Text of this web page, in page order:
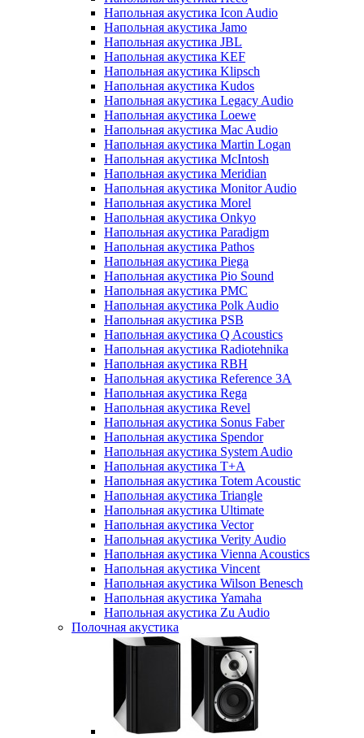
Напольная акустика Icon Audio
Напольная акустика Jamo
Напольная акустика JBL
Напольная акустика KEF
Напольная акустика Klipsch
Напольная акустика Kudos
Напольная акустика Legacy Audio
Напольная акустика Loewe
Напольная акустика Mac Audio
Напольная акустика Martin Logan
Напольная акустика McIntosh
Напольная акустика Meridian
Напольная акустика Monitor Audio
Напольная акустика Morel
Напольная акустика Onkyo
Напольная акустика Paradigm
Напольная акустика Pathos
Напольная акустика Piega
Напольная акустика Pio Sound
Напольная акустика PMC
Напольная акустика Polk Audio
Напольная акустика PSB
Напольная акустика Q Acoustics
Напольная акустика Radiotehnika
Напольная акустика RBH
Напольная акустика Reference 3A
Напольная акустика Rega
Напольная акустика Revel
Напольная акустика Sonus Faber
Напольная акустика Spendor
Напольная акустика System Audio
Напольная акустика T+A
Напольная акустика Totem Acoustic
Напольная акустика Triangle
Напольная акустика Ultimate
Напольная акустика Vector
Напольная акустика Verity Audio
Напольная акустика Vienna Acoustics
Напольная акустика Vincent
Напольная акустика Wilson Benesch
Напольная акустика Yamaha
Напольная акустика Zu Audio
Полочная акустика